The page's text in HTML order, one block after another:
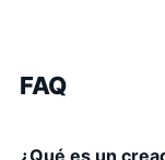
FAQ
¿Qué es un